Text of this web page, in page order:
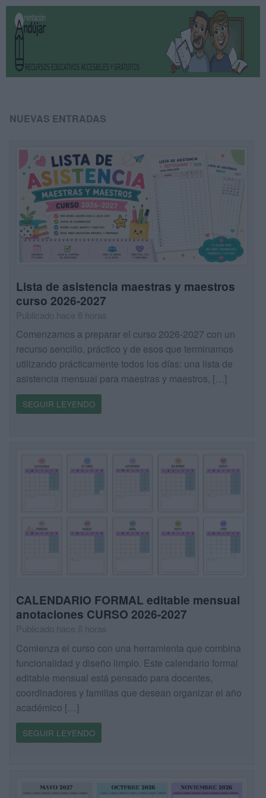
NUEVAS ENTRADAS
Lista de asistencia maestras y maestros
curso 2026-2027
Comenzamos a preparar el curso 2026-2027 con un
recurso sencillo, práctico y de esos que terminamos
utilizando prácticamente todos los días: una lista de
asistencia mensual para maestras y maestros, […]
SEGUIR LEYENDO
CALENDARIO FORMAL editable mensual
anotaciones CURSO 2026-2027
Comienza el curso con una herramienta que combina
funcionalidad y diseño limpio. Este calendario formal
editable mensual está pensado para docentes,
coordinadores y familias que desean organizar el año
académico […]
SEGUIR LEYENDO